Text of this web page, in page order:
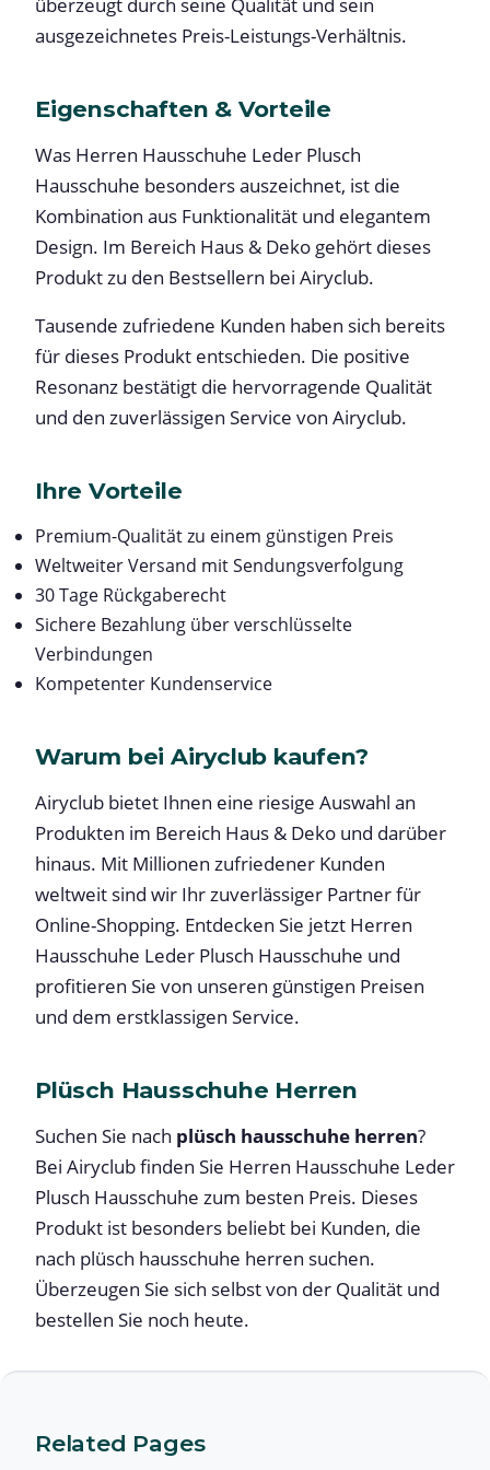
ausgezeichnetes Preis-Leistungs-Verhältnis.
Eigenschaften & Vorteile
Was Herren Hausschuhe Leder Plusch
Hausschuhe besonders auszeichnet, ist die
Kombination aus Funktionalität und elegantem
Design. Im Bereich Haus & Deko gehört dieses
Produkt zu den Bestsellern bei Airyclub.
Tausende zufriedene Kunden haben sich bereits
für dieses Produkt entschieden. Die positive
Resonanz bestätigt die hervorragende Qualität
und den zuverlässigen Service von Airyclub.
Ihre Vorteile
Premium-Qualität zu einem günstigen Preis
Weltweiter Versand mit Sendungsverfolgung
30 Tage Rückgaberecht
Sichere Bezahlung über verschlüsselte
Verbindungen
Kompetenter Kundenservice
Warum bei Airyclub kaufen?
Airyclub bietet Ihnen eine riesige Auswahl an
Produkten im Bereich Haus & Deko und darüber
hinaus. Mit Millionen zufriedener Kunden
weltweit sind wir Ihr zuverlässiger Partner für
Online-Shopping. Entdecken Sie jetzt Herren
Hausschuhe Leder Plusch Hausschuhe und
profitieren Sie von unseren günstigen Preisen
und dem erstklassigen Service.
Plüsch Hausschuhe Herren
Suchen Sie nach plüsch hausschuhe herren?
Bei Airyclub finden Sie Herren Hausschuhe Leder
Plusch Hausschuhe zum besten Preis. Dieses
Produkt ist besonders beliebt bei Kunden, die
nach plüsch hausschuhe herren suchen.
Überzeugen Sie sich selbst von der Qualität und
bestellen Sie noch heute.
Related Pages